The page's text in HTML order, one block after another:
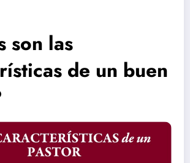
son las
de un buen